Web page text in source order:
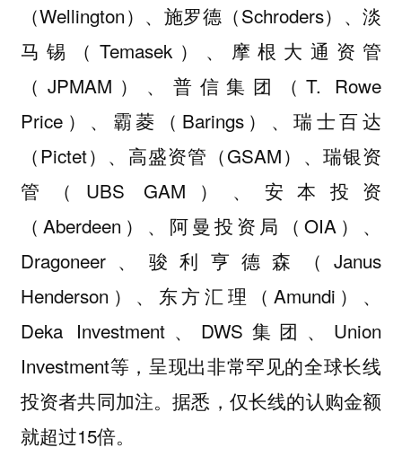
（Wellington）、施罗德（Schroders）、淡
马锡（Temasek）、摩根大通资管
（JPMAM）、普信集团（T. Rowe
Price）、霸菱（Barings）、瑞士百达
（Pictet）、高盛资管（GSAM）、瑞银资
管（UBS GAM）、安本投资
（Aberdeen）、阿曼投资局（OIA）、
Dragoneer、骏利亨德森（Janus
Henderson）、东方汇理（Amundi）、
Deka Investment、DWS集团、Union
Investment等，呈现出非常罕见的全球长线
投资者共同加注。据悉，仅长线的认购金额
就超过15倍。